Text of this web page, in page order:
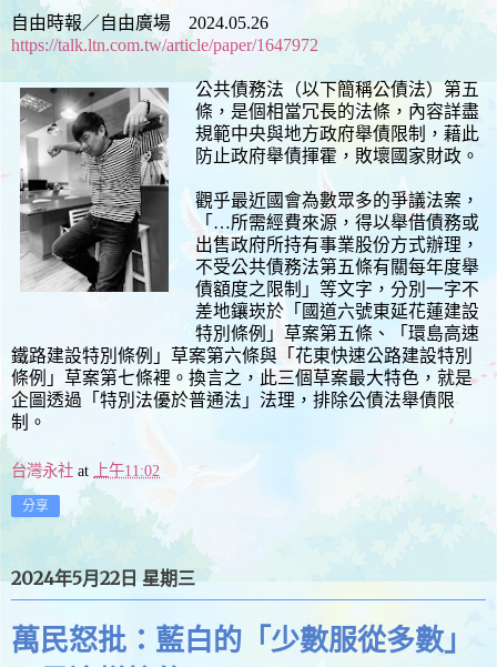
自由時報／自由廣場 2024.05.26
https://talk.ltn.com.tw/article/paper/1647972
公共債務法（以下簡稱公債法）第五
條，是個相當冗長的法條，內容詳盡
規範中央與地方政府舉債限制，藉此
防止政府舉債揮霍，敗壞國家財政。
觀乎最近國會為數眾多的爭議法案，
「…所需經費來源，得以舉借債務或
出售政府所持有事業股份方式辦理，
不受公共債務法第五條有關每年度舉
債額度之限制」等文字，分別一字不
差地鑲崁於「國道六號東延花蓮建設
特別條例」草案第五條、「環島高速
鐵路建設特別條例」草案第六條與「花東快速公路建設特別
條例」草案第七條裡。換言之，此三個草案最大特色，就是
企圖透過「特別法優於普通法」法理，排除公債法舉債限
制。
台灣永社 at 上午11:02
分享
2024年5月22日 星期三
萬民怒批：藍白的「少數服從多數」